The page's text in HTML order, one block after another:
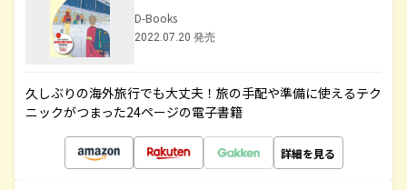
D-Books
2022.07.20 発売
久しぶりの海外旅行でも大丈夫！旅の手配や準備に使えるテク
ニックがつまった24ページの電子書籍
詳細を見る